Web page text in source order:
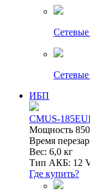
Сетевые
ИБП
CMUS-
Мощность
Время
Вес: 6,0 кг
Тип АКБ: 12
Где купить?